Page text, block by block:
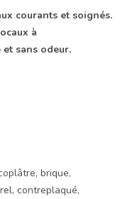
courants et soignés.
à
sans odeur.
brique,
contreplaqué,